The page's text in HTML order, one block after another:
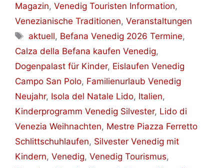
Magazin, Venedig Touristen Information,
Venezianische Traditionen, Veranstaltungen
Schlagwörter
aktuell, Befana Venedig 2026 Termine,
Calza della Befana kaufen Venedig,
Dogenpalast für Kinder, Eislaufen Venedig
Campo San Polo, Familienurlaub Venedig
Neujahr, Isola del Natale Lido, Italien,
Kinderprogramm Venedig Silvester, Lido di
Venezia Weihnachten, Mestre Piazza Ferretto
Schlittschuhlaufen, Silvester Venedig mit
Kindern, Venedig, Venedig Tourismus,